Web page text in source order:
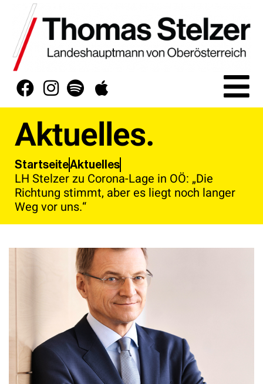
Aktuelles.
StartseiteAktuelles
LH Stelzer zu Corona-Lage in OÖ: „Die
Richtung stimmt, aber es liegt noch langer
Weg vor uns.“